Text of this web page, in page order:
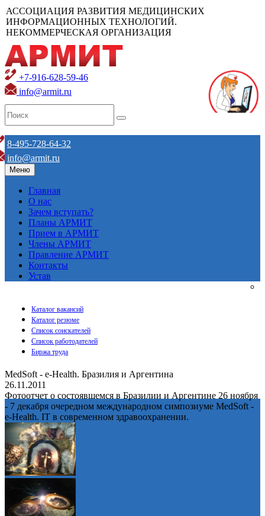
АССОЦИАЦИЯ РАЗВИТИЯ МЕДИЦИНСКИХ
ИНФОРМАЦИОННЫХ ТЕХНОЛОГИЙ.
НЕКОММЕРЧЕСКАЯ ОРГАНИЗАЦИЯ
+7-916-628-59-46
info@armit.ru
8-495-728-64-32
info@armit.ru
Меню
Главная
О нас
Зачем вступать?
Планы АРМИТ
Прием в АРМИТ
Члены АРМИТ
Правление АРМИТ
Контакты
Устав
Каталог вакансий
Каталог резюме
Список соискателей
Список работодателей
Биржа труда
MedSoft - e-Health. Бразилия и Аргентина
26.11.2011
Фотоотчет о состоявшемся в Бразилии и Аргентине 26 ноября
- 7 декабря очередном международном симпозиуме MedSoft -
e-Health. IT в современном здравоохранении.